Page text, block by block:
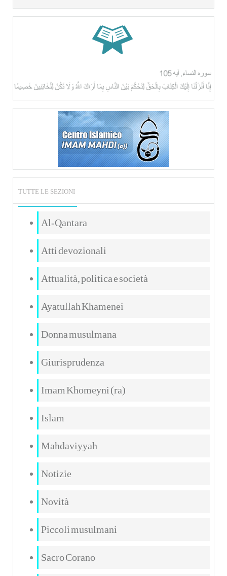
TUTTE LE SEZIONI
Al-Qantara
Atti devozionali
Attualità, politica e società
Ayatullah Khamenei
Donna musulmana
Giurisprudenza
Imam Khomeyni (ra)
Islam
Mahdaviyyah
Notizie
Novità
Piccoli musulmani
Sacro Corano